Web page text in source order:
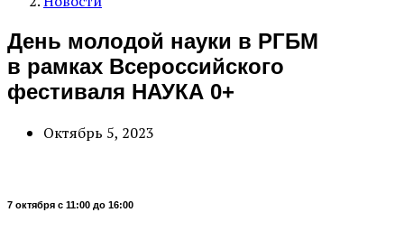
День молодой науки в РГБМ
в рамках Всероссийского
фестиваля НАУКА 0+
Октябрь 5, 2023
7 октября с 11:00 до 16:00